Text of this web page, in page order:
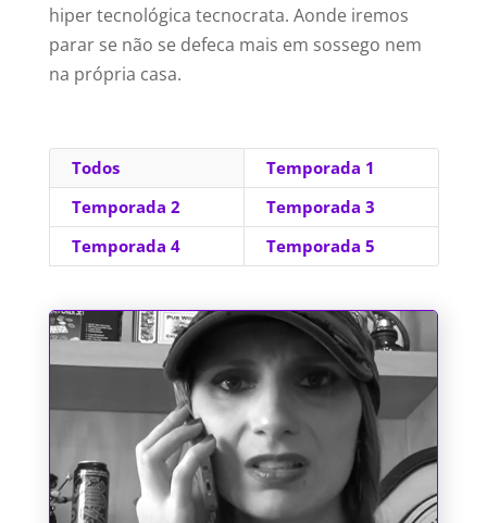
hiper tecnológica tecnocrata. Aonde iremos
parar se não se defeca mais em sossego nem
na própria casa.
Todos
Temporada 1
Temporada 2
Temporada 3
Temporada 4
Temporada 5